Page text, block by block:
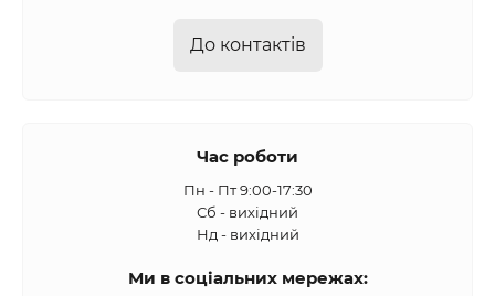
До контактів
Час роботи
Пн - Пт 9:00-17:30
Сб - вихідний
Нд - вихідний
Ми в соціальних мережах: